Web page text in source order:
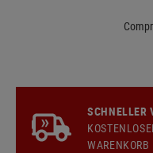
SCHNELLER
WARENKORB